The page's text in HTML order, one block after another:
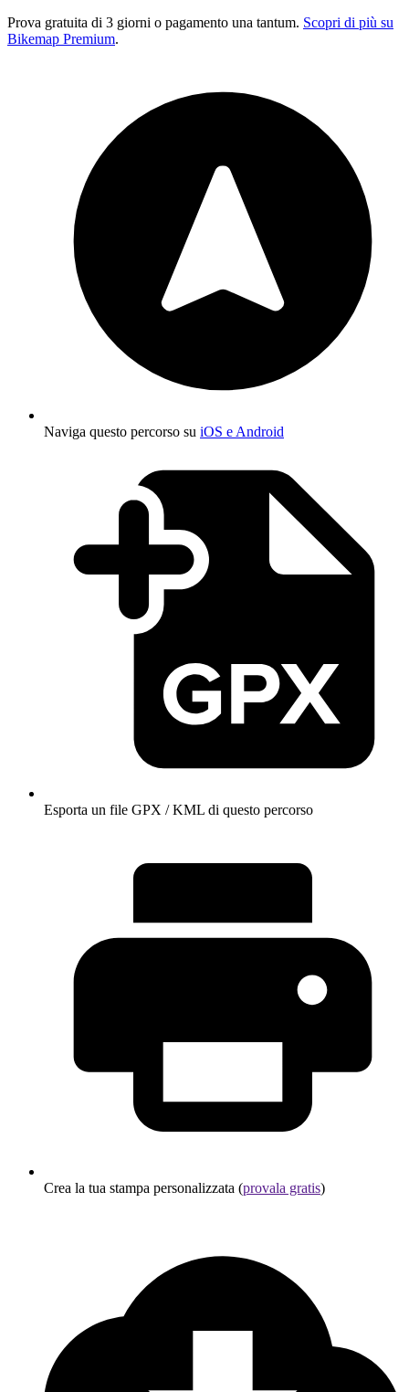
Prova gratuita di 3 giorni o pagamento una tantum. Scopri di più su
Bikemap Premium.
Naviga questo percorso su iOS e Android
Esporta un file GPX / KML di questo percorso
Crea la tua stampa personalizzata (provala gratis)